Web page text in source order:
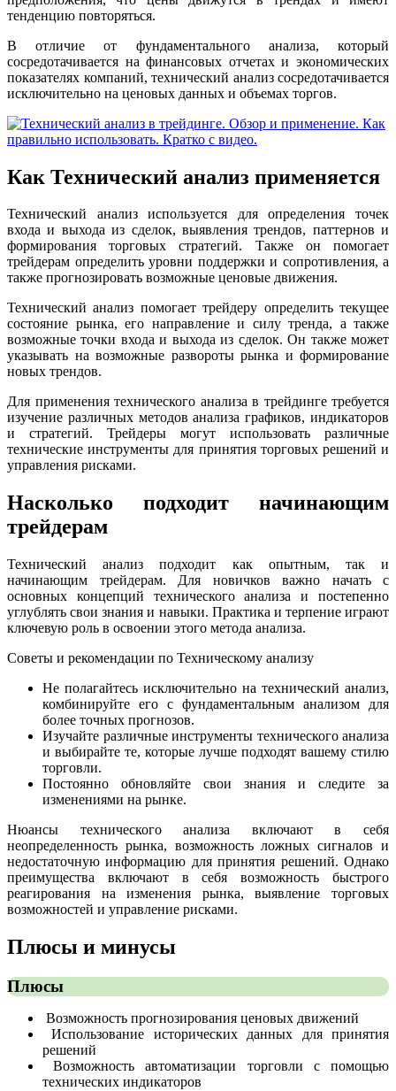
тенденцию повторяться.
В отличие от фундаментального анализа, который
сосредотачивается на финансовых отчетах и экономических
показателях компаний, технический анализ сосредотачивается
исключительно на ценовых данных и объемах торгов.
Как Технический анализ применяется
Технический анализ используется для определения точек
входа и выхода из сделок, выявления трендов, паттернов и
формирования торговых стратегий. Также он помогает
трейдерам определить уровни поддержки и сопротивления, а
также прогнозировать возможные ценовые движения.
Технический анализ помогает трейдеру определить текущее
состояние рынка, его направление и силу тренда, а также
возможные точки входа и выхода из сделок. Он также может
указывать на возможные развороты рынка и формирование
новых трендов.
Для применения технического анализа в трейдинге требуется
изучение различных методов анализа графиков, индикаторов
и стратегий. Трейдеры могут использовать различные
технические инструменты для принятия торговых решений и
управления рисками.
Насколько подходит начинающим
трейдерам
Технический анализ подходит как опытным, так и
начинающим трейдерам. Для новичков важно начать с
основных концепций технического анализа и постепенно
углублять свои знания и навыки. Практика и терпение играют
ключевую роль в освоении этого метода анализа.
Советы и рекомендации по Техническому анализу
Не полагайтесь исключительно на технический анализ,
комбинируйте его с фундаментальным анализом для
более точных прогнозов.
Изучайте различные инструменты технического анализа
и выбирайте те, которые лучше подходят вашему стилю
торговли.
Постоянно обновляйте свои знания и следите за
изменениями на рынке.
Нюансы технического анализа включают в себя
неопределенность рынка, возможность ложных сигналов и
недостаточную информацию для принятия решений. Однако
преимущества включают в себя возможность быстрого
реагирования на изменения рынка, выявление торговых
возможностей и управление рисками.
Плюсы и минусы
Плюсы
Возможность прогнозирования ценовых движений
Использование исторических данных для принятия
решений
Возможность автоматизации торговли с помощью
технических индикаторов